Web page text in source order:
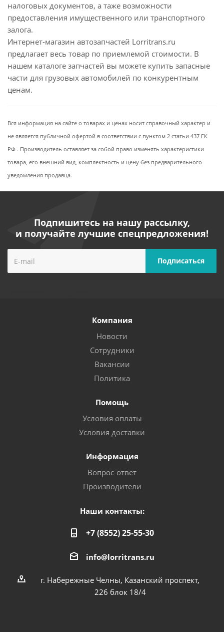
налоговых документов, а таже возможности
предоставления имущественного или транспортного
залога.
Интернет-магазин автозапчастей Lorritrans.ru
предлагает весь товар по приемлемой стоимости. В
нашем каталоге запчастей вы можете купить запасные
части для грузовых автомобилей по конкурентным
ценам.
Вся информация на сайте о товарах и ценах носит справочный характер и
не является публичной офертой в соответствии с пунктом 2 статьи 437 ГК
РФ . Производитель оставляет за собой право изменять характеристики
товара, его внешний вид, комплектность и цену без предварительного
уведомления продавца.
Подпишитесь на нашу рассылку,
и получайте лучшие спецпредложения!
Компания
Новости
Сотрудники
Вакансии
Политика
Помощь
Условия оплаты
Условия доставки
Информация
Вопрос-ответ
Производители
Наши контакты:
+7 (8552) 25-55-30
info@lorritrans.ru
г. Набережные Челны, Казанский проспект,
226 блок 18/4